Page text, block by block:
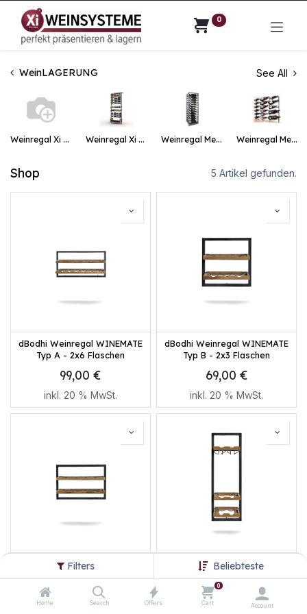
Filters Beliebteste
Home Search Offers
0
Cart Account
0
WeinLAGERUNG See All
Weinregal Xi Wall / Xi Home Weinregal Xi Presenter Weinregal Metall Xi Rack Weinregal Metall Xi Grand
Shop 5 Artikel gefunden.
dBodhi Weinregal WINEMATE
Typ A - 2x6 Flaschen
99,00 €
inkl. 20 % MwSt.
dBodhi Weinregal WINEMATE
Typ B - 2x3 Flaschen
69,00 €
inkl. 20 % MwSt.
dBodhi Weinregal WINEMATE
Typ C - 2x4 Flaschen
€
dBodhi Weinregal WINEMATE
Typ D - 3x2 Flaschen
99,00